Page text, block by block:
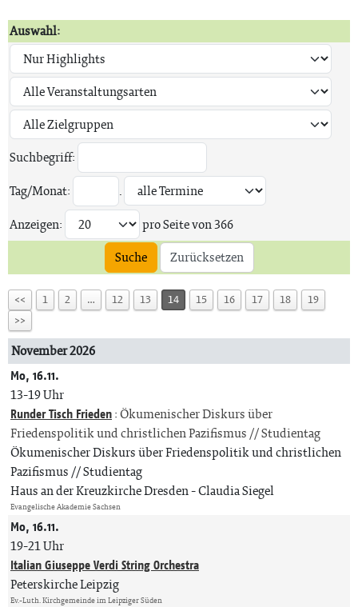
Auswahl:
Suchbegriff:
Tag/Monat:
.
Anzeigen:
pro Seite von366
Suche
Zurücksetzen
<< 1 2 … 12 13 14 15 16 17 18
19
>>
November 2026
Mo, 16.11.
13-19 Uhr
Runder Tisch Frieden:Ökumenischer Diskurs über
Friedenspolitik und christlichen Pazifismus // Studientag
Ökumenischer Diskurs über Friedenspolitik und christlichen
Pazifismus // Studientag
Haus an der Kreuzkirche Dresden Claudia Siegel
Evangelische Akademie Sachsen
Mo, 16.11.
19-21 Uhr
Italian Giuseppe Verdi String Orchestra
Peterskirche Leipzig
Ev.-Luth. Kirchgemeinde im Leipziger Süden